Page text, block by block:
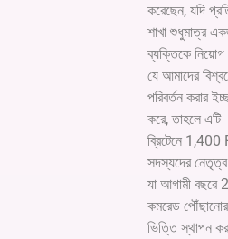
করেছেন, যদি
শাখা শুধুমাত্র
ব্যক্তিকে নিয়োগ
যে আমাদের
পরিবর্তন করার
করে, তাহলে এটি
ব্রিটেনে 1,400
সদস্যদের নেতৃত্ব
যা আগামী বছরে
কমরেড পৌঁছানোর
ভিত্তি স্থাপন